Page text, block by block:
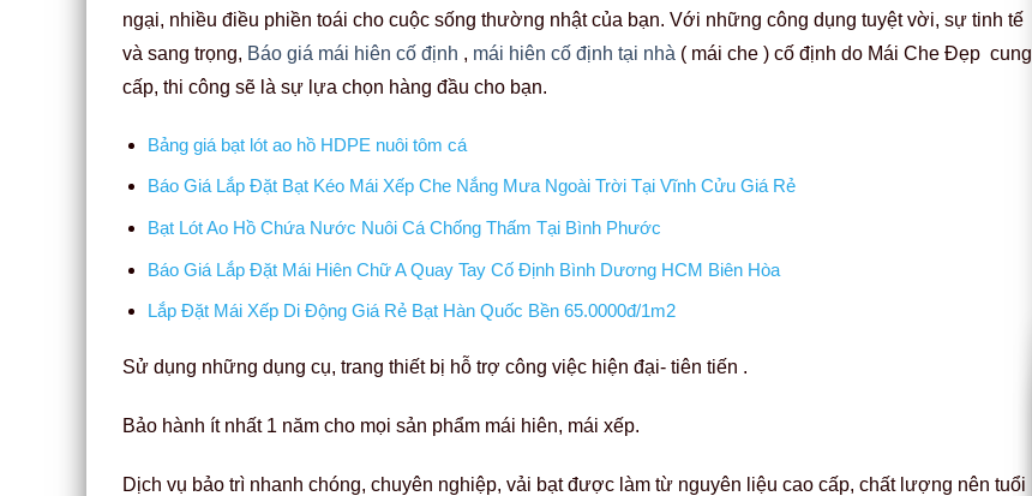
ngại, nhiều điều phiền toái cho cuộc sống thường nhật của bạn. Với những công dụng tuyệt vời, sự tinh tế
và sang trọng, Báo giá mái hiên cố định , mái hiên cố định tại nhà ( mái che ) cố định do Mái Che Đẹp cung
cấp, thi công sẽ là sự lựa chọn hàng đầu cho bạn.
Bảng giá bạt lót ao hồ HDPE nuôi tôm cá
Báo Giá Lắp Đặt Bạt Kéo Mái Xếp Che Nắng Mưa Ngoài Trời Tại Vĩnh Cửu Giá Rẻ
Bạt Lót Ao Hồ Chứa Nước Nuôi Cá Chống Thấm Tại Bình Phước
Báo Giá Lắp Đặt Mái Hiên Chữ A Quay Tay Cố Định Bình Dương HCM Biên Hòa
Lắp Đặt Mái Xếp Di Động Giá Rẻ Bạt Hàn Quốc Bền 65.0000đ/1m2
Sử dụng những dụng cụ, trang thiết bị hỗ trợ công việc hiện đại- tiên tiến .
Bảo hành ít nhất 1 năm cho mọi sản phẩm mái hiên, mái xếp.
Dịch vụ bảo trì nhanh chóng, chuyên nghiệp, vải bạt được làm từ nguyên liệu cao cấp, chất lượng nên tuổi